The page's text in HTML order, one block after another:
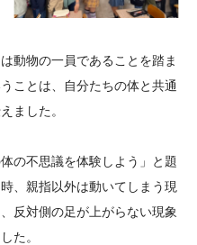
中谷財団アーカイブ
動物の一員であることを踏ま
ことは、自分たちの体と共通
ました。
の不思議を体験しよう」と題
、親指以外は動いてしまう現
反対側の足が上がらない現象
た。